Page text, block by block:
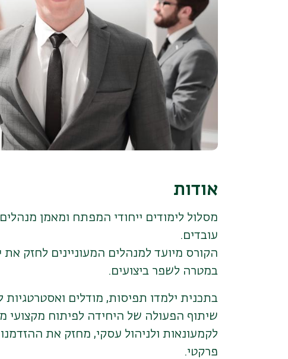
אודות
מסלול לימודים ייחודי המפתח ומאמן
עובדים.
הקורס מיועד למנהלים המעוניינים לחזק
במטרה לשפר ביצועים.
בתכנית ילמדו תפיסות, מודלים
שיתוף הפעולה של היחידה לפיתוח מקצועי
לקמעונאות ולניהול עסקי, מחזק את
פרקטי.